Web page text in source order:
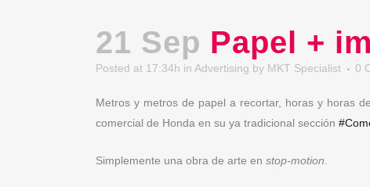
21 Sep Papel +
Posted at 17:34h in Advertising by MKT Specialist 0
Metros y metros de papel a recortar, horas y horas
comercial de Honda en su ya tradicional sección
Simplemente una obra de arte en stop-motion